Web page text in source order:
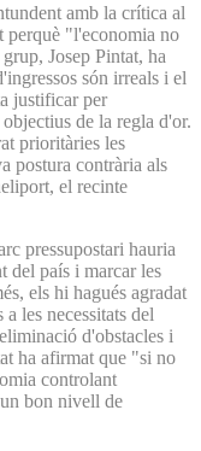
amb la crítica al
perquè "l'economia no
Josep Pintat, ha
són irreals i el
justificar per
de la regla d'or.
prioritàries les
postura contrària als
el recinte
pressupostari hauria
del país i marcar les
els hi hagués agradat
les necessitats del
d'obstacles i
ha afirmat que "si no
controlant
bon nivell de